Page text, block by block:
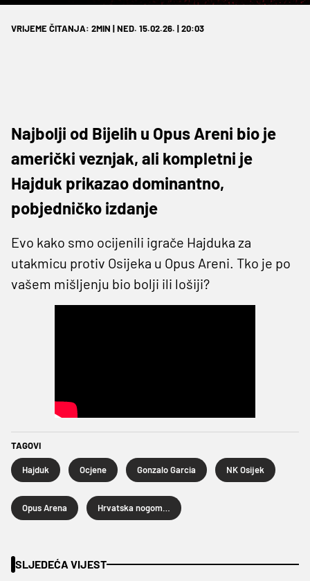
VRIJEME ČITANJA: 2MIN | NED. 15.02.26. | 20:03
Najbolji od Bijelih u Opus Areni bio je
američki veznjak, ali kompletni je
Hajduk prikazao dominantno,
pobjedničko izdanje
Evo kako smo ocijenili igrače Hajduka za
utakmicu protiv Osijeka u Opus Areni. Tko je po
vašem mišljenju bio bolji ili lošiji?
TAGOVI
Hajduk Ocjene Gonzalo Garcia NK Osijek
Opus Arena
SLJEDEĆA VIJEST